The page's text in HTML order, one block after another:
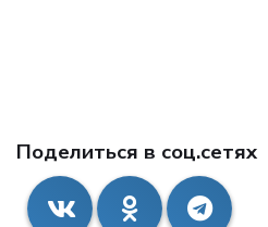
Поделиться в соц.сетях